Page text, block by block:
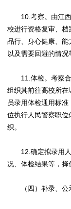
10.考察。由江西
校进行资格复审、
品行、身心健康、
以及需要回避的情况
11.体检。考察合
组织其前往高校所
员录用体检通用标
位执行人民警察职位
织。
12.确定拟录用人
况、体检结果等，择
（四）补录、公